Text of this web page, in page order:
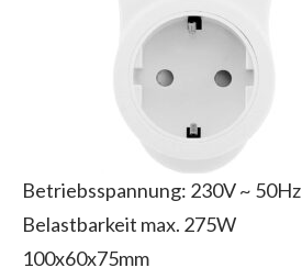
Betriebsspannung: 230V ~ 50Hz
Belastbarkeit max. 275W
100x60x75mm